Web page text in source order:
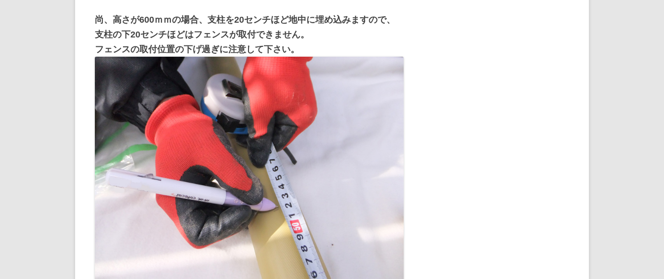
尚、高さが600ｍｍの場合、支柱を20センチほど地中に埋め込みますので、
支柱の下20センチほどはフェンスが取付できません。
フェンスの取付位置の下げ過ぎに注意して下さい。